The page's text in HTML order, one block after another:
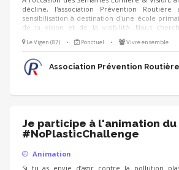
décline, l'association Prévention
sensibilisation à destination d'une école
de la vision et de la visibilité. Nous
jeux de cherche et trouve - jeux de cartes - ...
Le Vigen (87) • Ponctuel • Vivre ensemble
Association Prévention
Je participe à l'animation du
#NoPlasticChallenge
Animation
Si tu as envie d’agir contre la pollution